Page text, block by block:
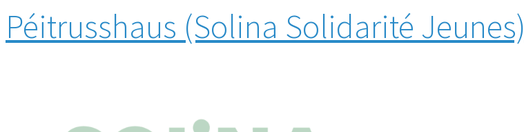
Péitrusshaus (Solina Solidarité Jeunes)